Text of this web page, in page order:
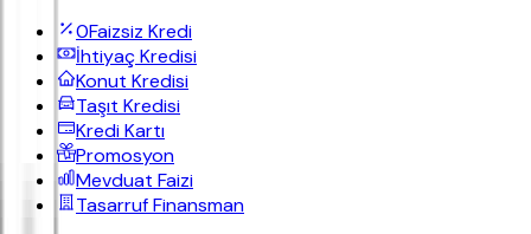
0Faizsiz Kredi
İhtiyaç Kredisi
Konut Kredisi
Taşıt Kredisi
Kredi Kartı
Promosyon
Mevduat Faizi
Tasarruf Finansman